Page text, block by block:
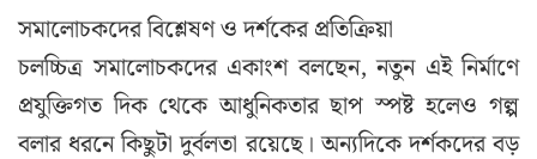
সমালোচকদের বিশ্লেষণ ও দর্শকের প্রতিক্রিয়া
চলচ্চিত্র সমালোচকদের একাংশ বলছেন, নতুন এই নির্মাণে
প্রযুক্তিগত দিক থেকে আধুনিকতার ছাপ স্পষ্ট হলেও গল্প
বলার ধরনে কিছুটা দুর্বলতা রয়েছে। অন্যদিকে দর্শকদের বড়